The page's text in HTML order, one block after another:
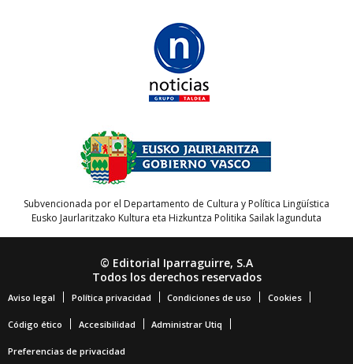
Subvencionada por el Departamento de Cultura y Política Lingüística
Eusko Jaurlaritzako Kultura eta Hizkuntza Politika Sailak lagunduta
© Editorial Iparraguirre, S.A
Todos los derechos reservados
Aviso legal Política privacidad Condiciones de uso Cookies
Código ético Accesibilidad Administrar Utiq
Preferencias de privacidad